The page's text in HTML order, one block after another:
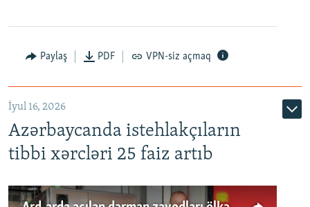
Paylaş PDF VPN-siz açmaq
İyul 16, 2026
Azərbaycanda istehlakçıların
tibbi xərcləri 25 faiz artıb